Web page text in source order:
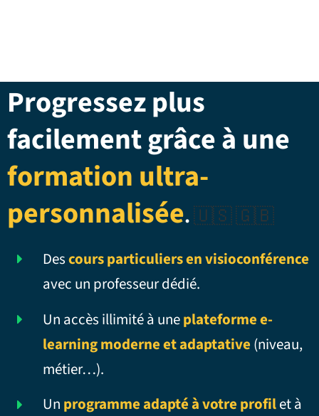
Progressez plus
facilement grâce à une
formation ultra-
personnalisée.🇺🇸 🇬🇧
Descours particuliers en visioconférence
avec un professeur dédié.
Un accès illimité à uneplateforme e-
learning moderne et adaptative (niveau,
métier…).
Un programme adapté à votre profilet à